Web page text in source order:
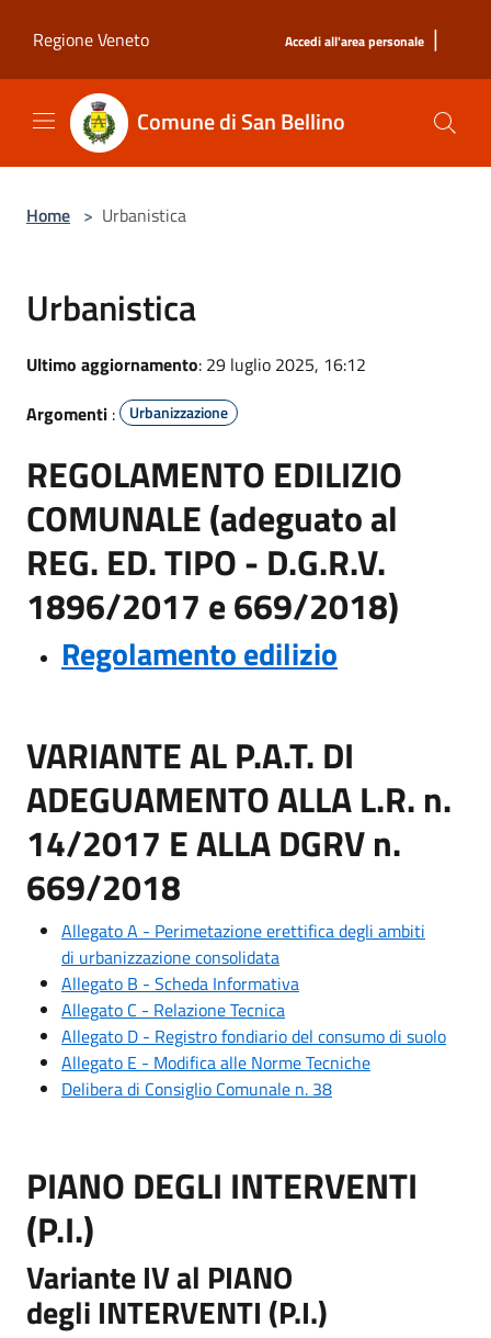
Regione Veneto
Accedi all'area personale |
Comune di San Bellino
Home > Urbanistica
Urbanistica
Ultimo aggiornamento: 29 luglio 2025, 16:12
Argomenti : Urbanizzazione
REGOLAMENTO EDILIZIO
COMUNALE (adeguato al
REG. ED. TIPO - D.G.R.V.
1896/2017 e 669/2018)
Regolamento edilizio
VARIANTE AL P.A.T. DI
ADEGUAMENTO ALLA L.R. n.
14/2017 E ALLA DGRV n.
669/2018
Allegato A - Perimetazione erettifica degli ambiti
di urbanizzazione consolidata
Allegato B - Scheda Informativa
Allegato C - Relazione Tecnica
Allegato D - Registro fondiario del consumo di suolo
Allegato E - Modifica alle Norme Tecniche
Delibera di Consiglio Comunale n. 38
PIANO DEGLI INTERVENTI
(P.I.)
Variante IV al PIANO
degli INTERVENTI (P.I.)